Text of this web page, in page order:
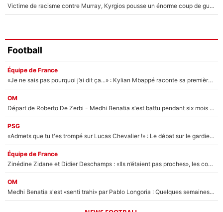
Victime de racisme contre Murray, Kyrgios pousse un énorme coup de gueule !
Football
Équipe de France
«Je ne sais pas pourquoi j’ai dit ça...» : Kylian Mbappé raconte sa première rencontre avec Zinédine Zidane (et c’est très drôle)
OM
Départ de Roberto De Zerbi - Medhi Benatia s'est battu pendant six mois pour le retenir à l'OM, le PSG a été le naufrage de trop : «Je pars avec toi»
PSG
«Admets que tu t'es trompé sur Lucas Chevalier !» : Le débat sur le gardien du PSG vire au clash à l'After Foot
Équipe de France
Zinédine Zidane et Didier Deschamps : «Ils n’étaient pas proches», les confidences d’un membre de l’équipe de France 1998 sur leur relation spéciale
OM
Medhi Benatia s'est «senti trahi» par Pablo Longoria : Quelques semaines après son départ, l'ancien directeur de football de l'OM règle ses comptes